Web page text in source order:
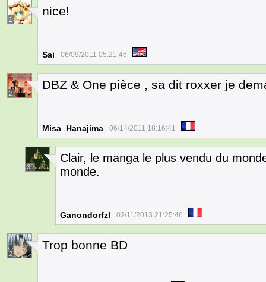
1
nice!
Sai 06/09/2011 05:21:46
2
DBZ & One pièce , sa dit roxxer je
Misa_Hanajima 06/14/2011 18:16:41
39
Clair, le manga le plus vendu du
monde.
Ganondorfzl 02/11/2013 21:25:46
2
Trop bonne BD